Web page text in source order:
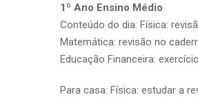
1º Ano Ensino Médio
Conteúdo do dia: Física:
Matemática: revisão no
Educação Financeira:
Para casa: Física: estudar a